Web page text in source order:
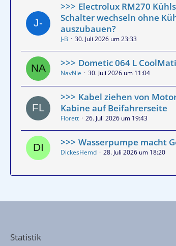
Electrolux RM270
Schalter wechseln ohne
auszubauen?
J-B 30. Juli 2026 um 23:33
Dometic 064 L
NavNie 30. Juli 2026 um 11:04
Kabel ziehen von
Kabine auf Beifahrerseite
Florett 26. Juli 2026 um 19:43
Wasserpumpe macht
DickesHemd 28. Juli 2026 um 18:20
Statistik